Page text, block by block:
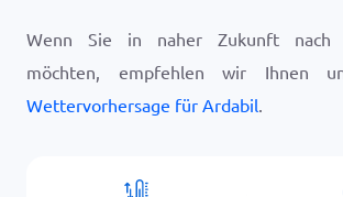
Wenn Sie in naher Zukunft nach
möchten, empfehlen wir Ihnen
Wettervorhersage für Ardabil.